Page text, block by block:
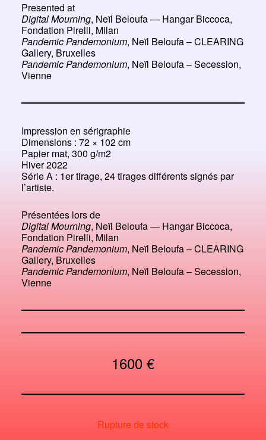
Presented at
Digital Mourning, Neïl Beloufa — Hangar Biccoca,
Fondation Pirelli, Milan
Pandemic Pandemonium, Neïl Beloufa – CLEARING
Gallery, Bruxelles
Pandemic Pandemonium, Neïl Beloufa – Secession,
Vienne
Impression en sérigraphie
Dimensions : 72 × 102 cm
Papier mat, 300 g/m2
Hiver 2022
Série A : 1er tirage, 24 tirages différents signés par
l’artiste.
Présentées lors de
Digital Mourning, Neïl Beloufa — Hangar Biccoca,
Fondation Pirelli, Milan
Pandemic Pandemonium, Neïl Beloufa – CLEARING
Gallery, Bruxelles
Pandemic Pandemonium, Neïl Beloufa – Secession,
Vienne
1600 €
Rupture de stock